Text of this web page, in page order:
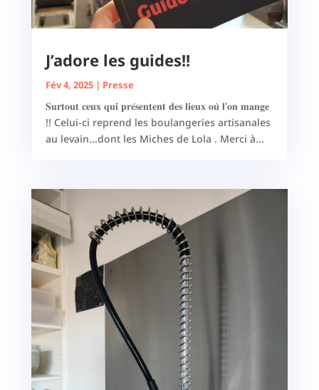
J’adore les guides!!
Fév 4, 2025| Presse
𝐒𝐮𝐫𝐭𝐨𝐮𝐭 𝐜𝐞𝐮𝐱 𝐪𝐮𝐢 𝐩𝐫𝐞́𝐬𝐞𝐧𝐭𝐞𝐧𝐭 𝐝𝐞𝐬 𝐥𝐢𝐞𝐮𝐱 𝐨𝐮̀ 𝐥'𝐨𝐧 𝐦𝐚𝐧𝐠𝐞
!! Celui-ci reprend les boulangeries artisanales
au levain...dont les Miches de Lola . Merci à...